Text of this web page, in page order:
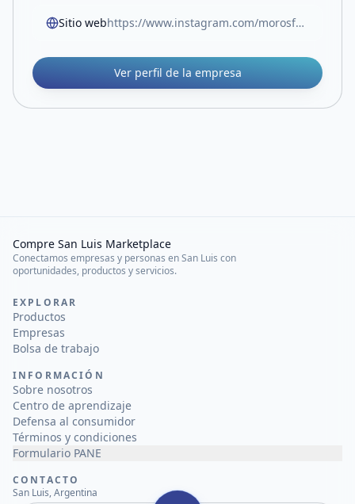
Sitio web https://www.instagram.com/morosfood.sl?igsh=ZXZ5ejR1eWwzYTNw
Ver perfil de la empresa
Compre San Luis Marketplace
Conectamos empresas y personas en San Luis con
oportunidades, productos y servicios.
EXPLORAR
Productos
Empresas
Bolsa de trabajo
INFORMACIÓN
Sobre nosotros
Centro de aprendizaje
Defensa al consumidor
Términos y condiciones
Formulario PANE
CONTACTO
San Luis, Argentina